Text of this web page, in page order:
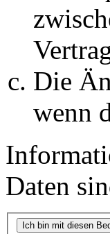
Die
wenn
Daten